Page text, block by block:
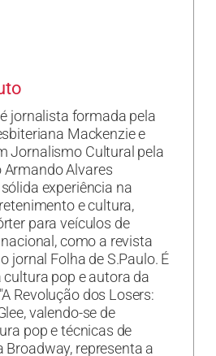
jornalista formada pela
Mackenzie e
Jornalismo Cultural pela
Armando Alvares
experiência na
e cultura,
para veículos de
como a revista
jornal Folha de S.Paulo. É
pop e autora da
Revolução dos Losers:
valendo-se de
pop e técnicas de
representa a